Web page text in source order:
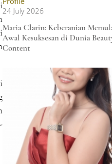
24 July 2026
Maria Clarin: Keberanian
Awal Kesuksesan di Dunia
Content